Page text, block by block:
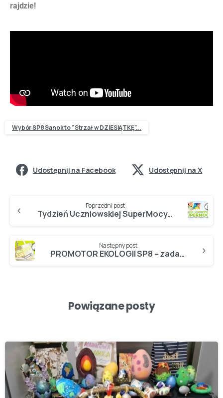
rajdzie!
Wybór SP8 Sanok to "Strzał w DZIESIĄTKĘ"...
Udostępnij na Facebook Udostępnij na X
Poprzedni post
Tydzień Uczniowskiej SuperMocy 2025 w SP8 – PODSUMOWANIE…
Następny post
PROMOTOR EKOLOGII SP8 – zadanie EKO2 – „ODBLASKOWA TORBA”…
Powiązane posty